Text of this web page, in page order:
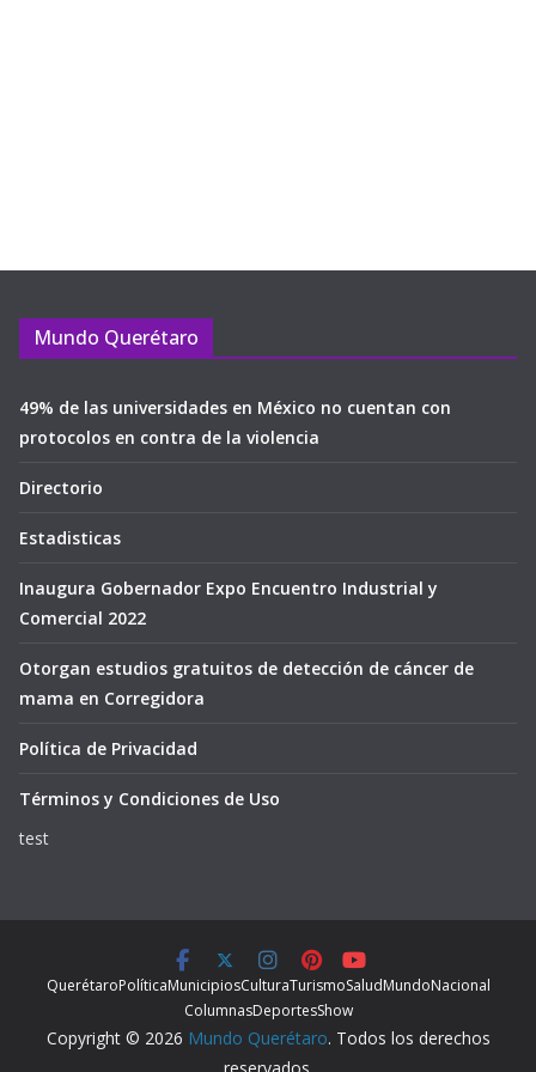
Mundo Querétaro
49% de las universidades en México no cuentan con
protocolos en contra de la violencia
Directorio
Estadisticas
Inaugura Gobernador Expo Encuentro Industrial y
Comercial 2022
Otorgan estudios gratuitos de detección de cáncer de
mama en Corregidora
Política de Privacidad
Términos y Condiciones de Uso
test
QuerétaroPolíticaMunicipiosCulturaTurismoSaludMundoNacional
ColumnasDeportesShow
Copyright © 2026 Mundo Querétaro. Todos los derechos
reservados.